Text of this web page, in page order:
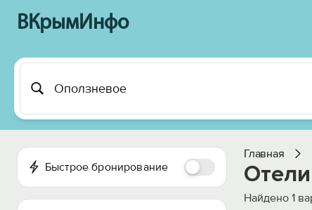
ВКрымИнфо
Быстрое бронирование
Главная
Найдено 1